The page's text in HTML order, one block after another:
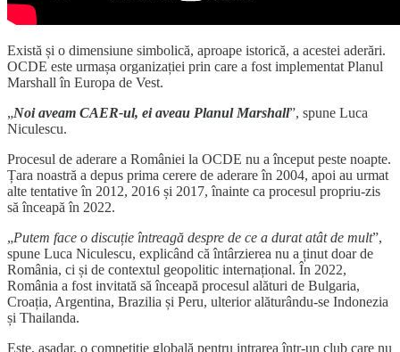
Există și o dimensiune simbolică, aproape istorică, a acestei aderări.
OCDE este urmașa organizației prin care a fost implementat Planul
Marshall în Europa de Vest.
„Noi aveam CAER-ul, ei aveau Planul Marshall”, spune Luca
Niculescu.
Procesul de aderare a României la OCDE nu a început peste noapte.
Țara noastră a depus prima cerere de aderare în 2004, apoi au urmat
alte tentative în 2012, 2016 și 2017, înainte ca procesul propriu-zis
să înceapă în 2022.
„Putem face o discuție întreagă despre de ce a durat atât de mult”,
spune Luca Niculescu, explicând că întârzierea nu a ținut doar de
România, ci și de contextul geopolitic internațional. În 2022,
România a fost invitată să înceapă procesul alături de Bulgaria,
Croația, Argentina, Brazilia și Peru, ulterior alăturându-se Indonezia
și Thailanda.
Este, așadar, o competiție globală pentru intrarea într-un club care nu